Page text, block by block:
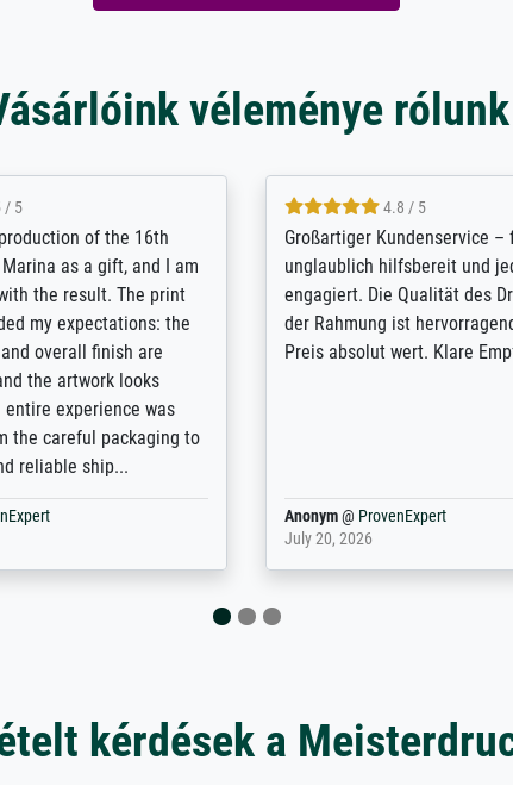
véleménye rólunk
/ 5
strives to
demands, and provides
how to obtain the best
requested by the
has a vast
to choose from, and
service also with
which are not in that
recommended!
5 / 5
Outstanding quality and
support. - the quality of the
excellent and difficult to
from the real thing; it will be
for high-quality art prints
Anonym@ ProvenExpert
January 12, 2026
kérdések a